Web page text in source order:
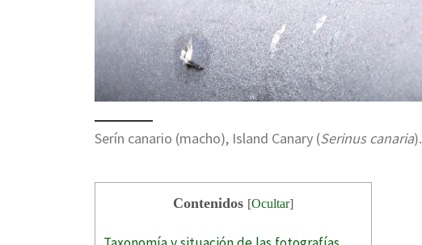
Serín canario (macho), Island Canary (Serinus canaria).
Contenidos [Ocultar]